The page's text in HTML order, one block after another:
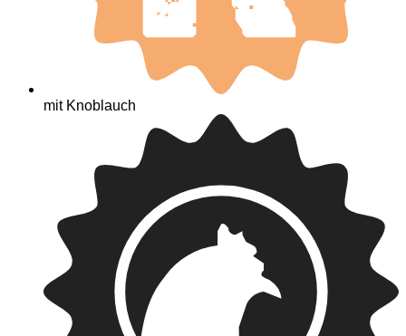
mit Knoblauch